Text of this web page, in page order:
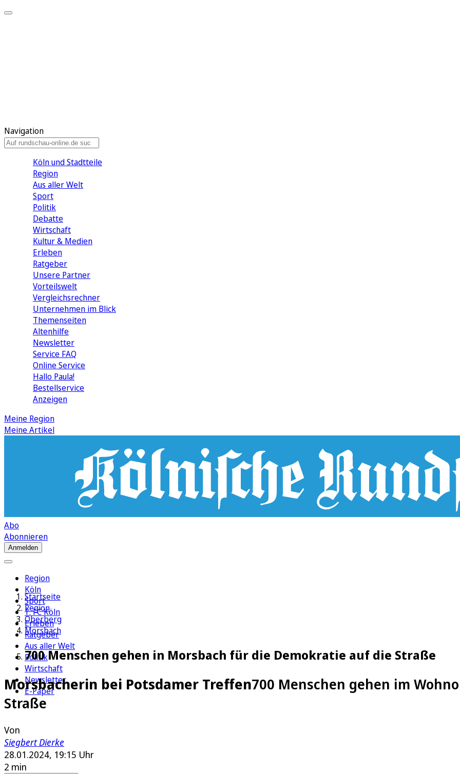
Navigation
Köln und Stadtteile
Region
Aus aller Welt
Sport
Politik
Debatte
Wirtschaft
Kultur & Medien
Erleben
Ratgeber
Unsere Partner
Vorteilswelt
Vergleichsrechner
Unternehmen im Blick
Themenseiten
Altenhilfe
Newsletter
Service FAQ
Online Service
Hallo Paula!
Bestellservice
Anzeigen
Meine Region
Meine Artikel
Abo
Abonnieren
Anmelden
Region
Köln
Sport
1. FC Köln
Erleben
Ratgeber
Aus aller Welt
Politik
Wirtschaft
Newsletter
E-Paper
Startseite
Region
Oberberg
Morsbach
700 Menschen gehen in Morsbach für die Demokratie auf die Straße
Morsbacherin bei Potsdamer Treffen700 Menschen gehen im
Straße
Von
Siegbert Dierke
28.01.2024, 19:15 Uhr
2 min